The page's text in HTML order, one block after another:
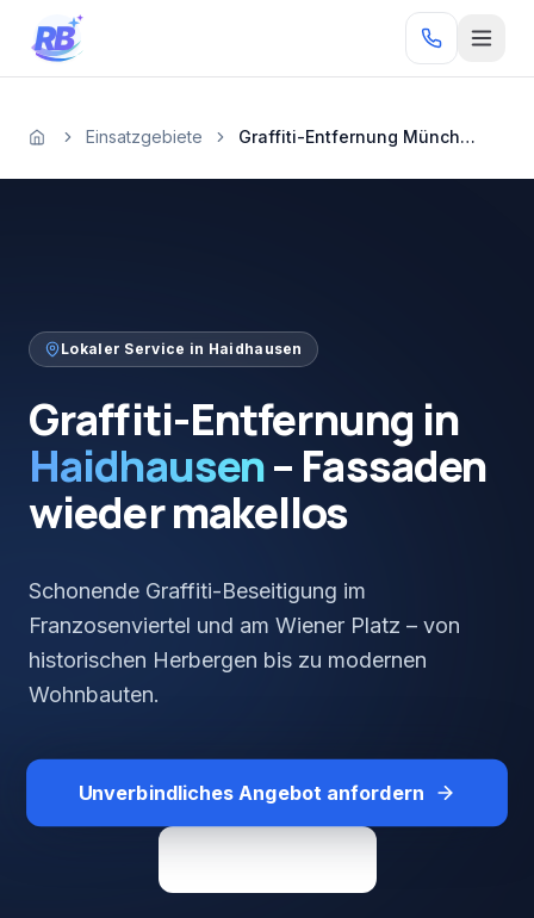
Zum Inhalt springen
RB
StartseiteEinsatzgebiete Graffiti-Entfernung München Haidhausen
Lokaler Service in Haidhausen
Graffiti-Entfernung in
Haidhausen– Fassaden
wiedermakellos
Schonende Graffiti-Beseitigung im
Franzosenviertel und am Wiener Platz – von
historischen Herbergen bis zu modernen
Wohnbauten.
Unverbindliches Angebot anfordern